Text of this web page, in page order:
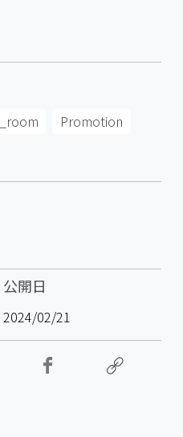
Promotion
公開日
2024/02/21